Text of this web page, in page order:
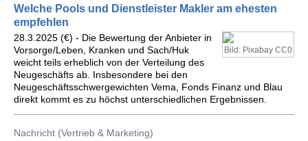
Welche Pools und Dienstleister Makler am ehesten
empfehlen
Bild: Pixabay CC0
28.3.2025 (€) - Die Bewertung der Anbieter in
Vorsorge/Leben, Kranken und Sach/Huk
weicht teils erheblich von der Verteilung des
Neugeschäfts ab. Insbesondere bei den
Neugeschäftsschwergewichten Vema, Fonds Finanz und Blau
direkt kommt es zu höchst unterschiedlichen Ergebnissen.
Nachricht (Vertrieb & Marketing)